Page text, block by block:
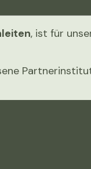
, ist für